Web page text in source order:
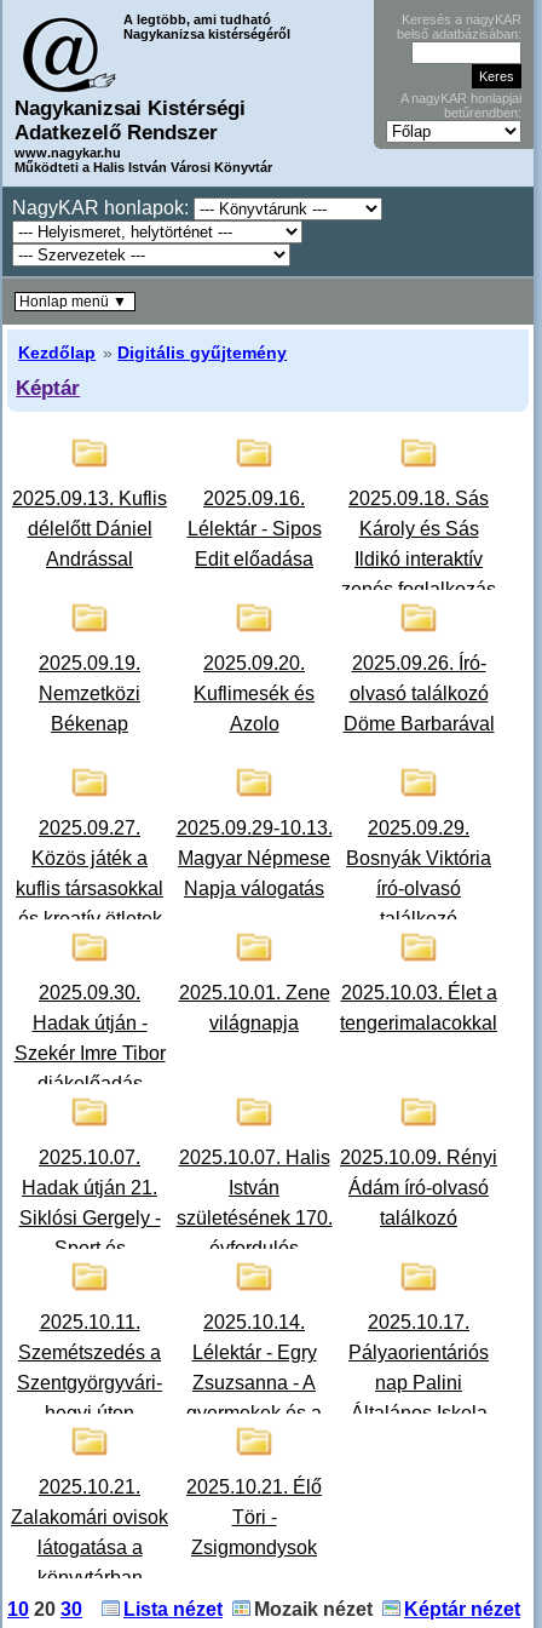
A legtöbb, ami tudható
Nagykanizsa kistérségéről
Nagykanizsai Kistérségi
Adatkezelő Rendszer
www.nagykar.hu
Működteti a Halis István Városi Könyvtár
Keresés a nagyKAR
belső adatbázisában:
A nagyKAR honlapjai
betűrendben:
NagyKAR honlapok:
Kezdőlap » Digitális gyűjtemény
Képtár
2025.09.13. Kuflis
délelőtt Dániel
Andrással
2025.09.16.
Lélektár - Sipos
Edit előadása
2025.09.18. Sás
Károly és Sás
Ildikó interaktív
zenés foglalkozás
Rozgonyi és
Zrínyi iskola
2025.09.19.
Nemzetközi
Békenap
2025.09.20.
Kuflimesék és
Azolo
2025.09.26. Író-
olvasó találkozó
Döme Barbarával
2025.09.27.
Közös játék a
kuflis társasokkal
és kreatív ötletek
2025.09.29-10.13.
Magyar Népmese
Napja válogatás
2025.09.29.
Bosnyák Viktória
író-olvasó
találkozó
2025.09.30.
Hadak útján -
Szekér Imre Tibor
diákelőadás
2025.10.01. Zene
világnapja
2025.10.03. Élet a
tengerimalacokkal
2025.10.07.
Hadak útján 21.
Siklósi Gergely -
Sport és
honvédelem
2025.10.07. Halis
István
születésének 170.
évfordulós
konferenciája
2025.10.09. Rényi
Ádám író-olvasó
találkozó
2025.10.11.
Szemétszedés a
Szentgyörgyvári-
hegyi úton
2025.10.14.
Lélektár - Egry
Zsuzsanna - A
gyermekek és a
felnőttek közös
útja
2025.10.17.
Pályaorientáriós
nap Palini
Általános Iskola
2025.10.21.
Zalakomári ovisok
látogatása a
könyvtárban
2025.10.21. Élő
Töri -
Zsigmondysok
10 20 30 Lista nézet Mozaik nézet Képtár nézet
Honlap menü ▼